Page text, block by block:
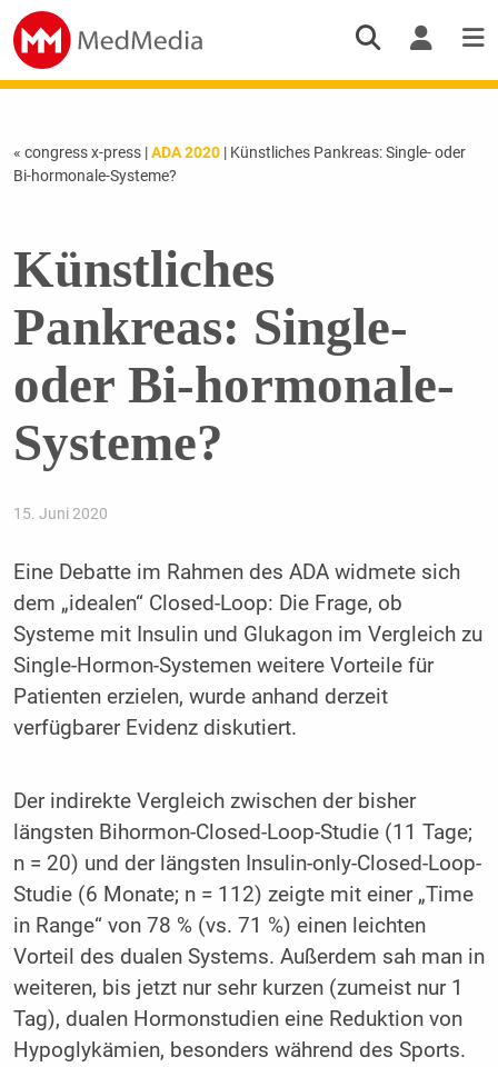
« congress x-press |ADA 2020| Künstliches Pankreas: Single- oder
Bi-hormonale-Systeme?
Künstliches
Pankreas: Single-
oder Bi-hormonale-
Systeme?
15. Juni 2020
Eine Debatte im Rahmen des ADA widmete sich
dem „idealen“ Closed-Loop: Die Frage, ob
Systeme mit Insulin und Glukagon im Vergleich zu
Single-Hormon-Systemen weitere Vorteile für
Patienten erzielen, wurde anhand derzeit
verfügbarer Evidenz diskutiert.
Der indirekte Vergleich zwischen der bisher
längsten Bihormon-Closed-Loop-Studie (11 Tage;
n = 20) und der längsten Insulin-only-Closed-Loop-
Studie (6 Monate; n = 112) zeigte mit einer „Time
in Range“ von 78 % (vs. 71 %) einen leichten
Vorteil des dualen Systems. Außerdem sah man in
weiteren, bis jetzt nur sehr kurzen (zumeist nur 1
Tag), dualen Hormonstudien eine Reduktion von
Hypoglykämien, besonders während des Sports.